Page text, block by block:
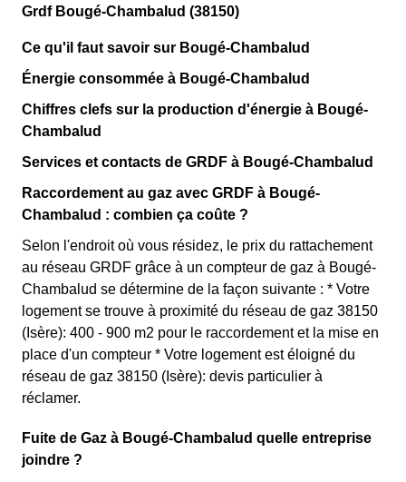
Grdf Bougé-Chambalud (38150)
Ce qu'il faut savoir sur Bougé-Chambalud
Énergie consommée à Bougé-Chambalud
Chiffres clefs sur la production d'énergie à Bougé-
Chambalud
Services et contacts de GRDF à Bougé-Chambalud
Raccordement au gaz avec GRDF à Bougé-
Chambalud : combien ça coûte ?
Selon l'endroit où vous résidez, le prix du rattachement
au réseau GRDF grâce à un compteur de gaz à Bougé-
Chambalud se détermine de la façon suivante : * Votre
logement se trouve à proximité du réseau de gaz 38150
(Isère): 400 - 900 m2 pour le raccordement et la mise en
place d'un compteur * Votre logement est éloigné du
réseau de gaz 38150 (Isère): devis particulier à
réclamer.
Fuite de Gaz à Bougé-Chambalud quelle entreprise
joindre ?